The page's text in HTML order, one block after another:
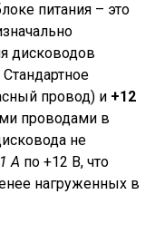
питания – это
дисководов
провод) и +12
проводами в
не
А по +12 В, что
нагруженных в